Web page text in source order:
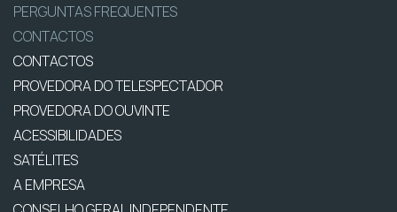
PERGUNTAS FREQUENTES
CONTACTOS
CONTACTOS
PROVEDORA DO TELESPECTADOR
PROVEDORA DO OUVINTE
ACESSIBILIDADES
SATÉLITES
A EMPRESA